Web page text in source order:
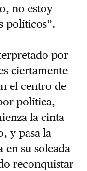
no estoy
políticos”.
por
ciertamente
el centro de
política,
la cinta
y pasa la
en su soleada
reconquistar